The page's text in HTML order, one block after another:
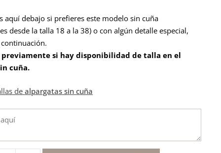
aquí debajo si prefieres este modelo sin cuña
desde la talla 18 a la 38) o con algún detalle especial,
previamente si hay disponibilidad de talla en el
cuña.
dealpargatas sin cuña